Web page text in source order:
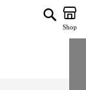
Shop